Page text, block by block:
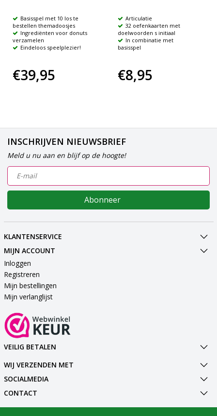
Basisspel met 10 los te
bestellen themadoosjes
Ingrediënten voor donuts
verzamelen
Eindeloos speelplezier!
€39,95
Articulatie
32 oefenkaarten met
doelwoorden s initiaal
In combinatie met
basisspel
€8,95
INSCHRIJVEN NIEUWSBRIEF
Meld u nu aan en blijf op de hoogte!
Abonneer
KLANTENSERVICE
MIJN ACCOUNT
Inloggen
Registreren
Mijn bestellingen
Mijn verlanglijst
VEILIG BETALEN
WIJ VERZENDEN MET
SOCIALMEDIA
CONTACT